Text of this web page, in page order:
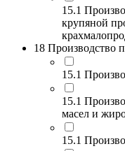
15.1
крупяной
18 Производство
15.1
15.1
масел и
15.1